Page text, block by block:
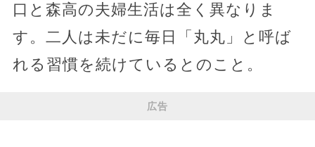
口と森高の夫婦生活は全く異なりま
す。二人は未だに毎日「丸丸」と呼ば
れる習慣を続けているとのこと。
広告